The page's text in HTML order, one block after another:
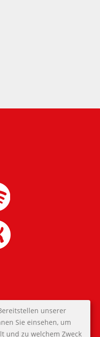
unserer
Sie einsehen, um
und zu welchem Zweck